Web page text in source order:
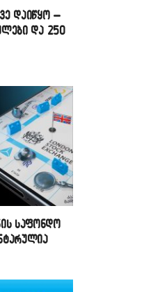
დაიწყო –
და 250
საფონდო